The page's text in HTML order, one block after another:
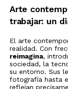
Arte
trabajar: un
El arte
realidad. Con
reimagina,
sociedad, la
su entorno. Sus
fotografía hasta
reflejan